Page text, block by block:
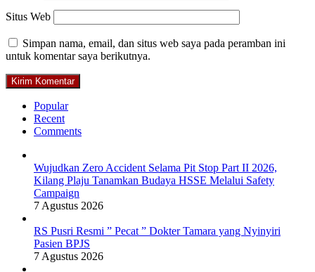
Situs Web
Simpan nama, email, dan situs web saya pada peramban ini
untuk komentar saya berikutnya.
Popular
Recent
Comments
Wujudkan Zero Accident Selama Pit Stop Part II 2026,
Kilang Plaju Tanamkan Budaya HSSE Melalui Safety
Campaign
7 Agustus 2026
RS Pusri Resmi ” Pecat ” Dokter Tamara yang Nyinyiri
Pasien BPJS
7 Agustus 2026